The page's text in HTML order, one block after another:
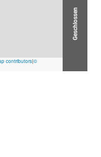
Geschlossen